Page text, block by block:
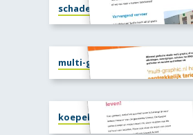
schadeherstel-twello.nl
multi-graphic.nl
koepelvoorst.nl